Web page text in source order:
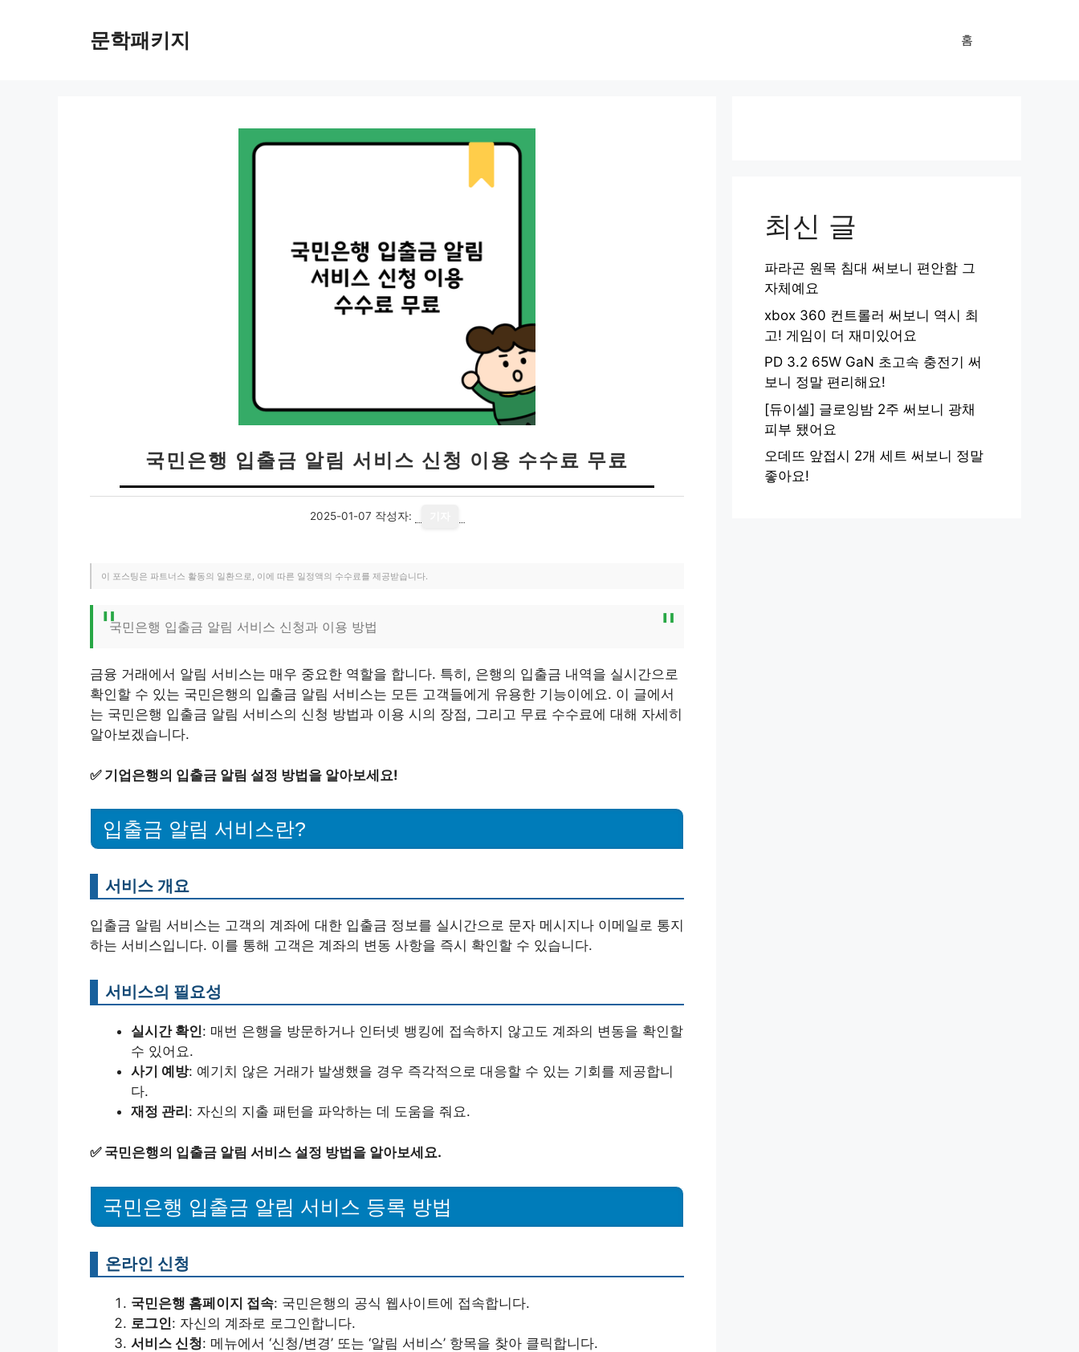
문학패키지 홈
국민은행 입출금 알림 서비스 신청 이용 수수료 무료
2025-01-07 작성자:
이 포스팅은 파트너스 활동의 일환으로, 이에 따른 일정액의 수수료를 제공받습니다.
국민은행 입출금 알림 서비스 신청과 이용 방법
금융 거래에서 알림 서비스는 매우 중요한 역할을 합니다. 특히, 은행의 입출금 내역을 실시간으로
확인할 수 있는 국민은행의 입출금 알림 서비스는 모든 고객들에게 유용한 기능이에요. 이 글에서
는 국민은행 입출금 알림 서비스의 신청 방법과 이용 시의 장점, 그리고 무료 수수료에 대해 자세히
알아보겠습니다.
✅ 기업은행의 입출금 알림 설정 방법을 알아보세요!
입출금 알림 서비스란?
서비스 개요
입출금 알림 서비스는 고객의 계좌에 대한 입출금 정보를 실시간으로 문자 메시지나 이메일로 통지
하는 서비스입니다. 이를 통해 고객은 계좌의 변동 사항을 즉시 확인할 수 있습니다.
서비스의 필요성
실시간 확인: 매번 은행을 방문하거나 인터넷 뱅킹에 접속하지 않고도 계좌의 변동을 확인할
수 있어요.
사기 예방: 예기치 않은 거래가 발생했을 경우 즉각적으로 대응할 수 있는 기회를 제공합니
다.
재정 관리 : 자신의 지출 패턴을 파악하는 데 도움을 줘요.
✅ 국민은행의 입출금 알림 서비스 설정 방법을 알아보세요.
국민은행 입출금 알림 서비스 등록 방법
온라인 신청
국민은행 홈페이지 접속: 국민은행의 공식 웹사이트에 접속합니다.
로그인: 자신의 계좌로 로그인합니다.
서비스 신청: 메뉴에서 ‘신청/변경’ 또는 ‘알림 서비스’ 항목을 찾아 클릭합니다.
최신 글
파라곤 원목 침대 써보니 편안함 그
자체예요
xbox 360 컨트롤러 써보니 역시 최
고! 게임이 더 재미있어요
PD 3.2 65W GaN 초고속 충전기 써
보니 정말 편리해요!
[듀이셀] 글로잉밤 2주 써보니 광채
피부 됐어요
오데뜨 앞접시 2개 세트 써보니 정말
좋아요!